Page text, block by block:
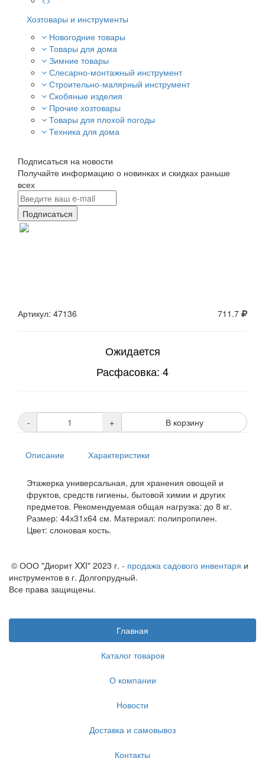
Хозтовары и инструменты
Новогодние товары
Товары для дома
Зимние товары
Слесарно-монтажный инструмент
Строительно-малярный инструмент
Скобяные изделия
Прочие хозтовары
Товары для плохой погоды
Техника для дома
Подписаться на новости
Получайте информацию о новинках и скидках раньше
всех
Подписаться
Артикул: 47136 711.7
Ожидается
Расфасовка: 4
- + В корзину
Описание Характеристики
Этажерка универсальная, для хранения овощей и
фруктов, средств гигиены, бытовой химии и других
предметов. Рекомендуемая общая нагрузка: до 8 кг.
Размер: 44х31х64 см. Материал: полипропилен.
Цвет: слоновая кость.
© ООО "Диорит XXI" 2023 г. - продажа садового инвентаря и
инструментов в г. Долгопрудный.
Все права защищены.
Главная
Каталог товаров
О компании
Новости
Доставка и самовывоз
Контакты